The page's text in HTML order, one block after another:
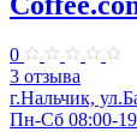
0
3 отзыва
г.Нальчик,
Пн-Сб 08:00-